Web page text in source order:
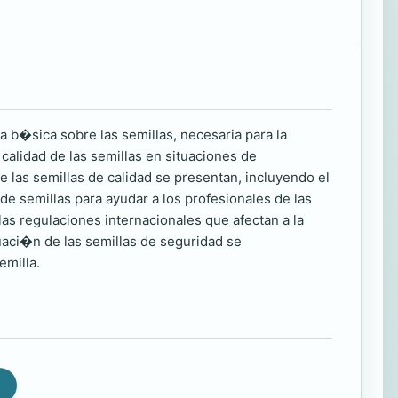
sobre las semillas, necesaria para la
de las semillas en situaciones de
semillas de calidad se presentan, incluyendo el
semillas para ayudar a los profesionales de las
regulaciones internacionales que afectan a la
de las semillas de seguridad se